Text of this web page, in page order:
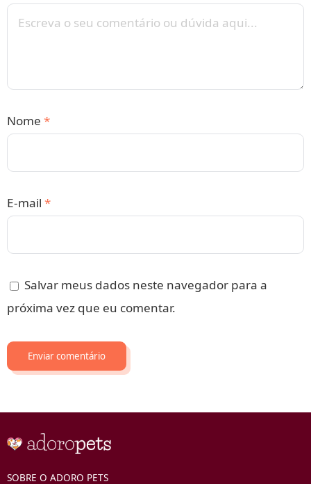
Nome *
E-mail *
Salvar meus dados neste navegador para a
próxima vez que eu comentar.
SOBRE O ADORO PETS